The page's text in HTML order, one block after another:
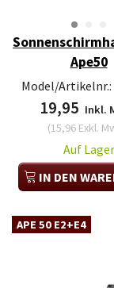
Ape50
Model/Artikelnr.:
19,95 Inkl.
(15,96Exkl.
Auf Lager
IN DEN
APE 50 E2+E4